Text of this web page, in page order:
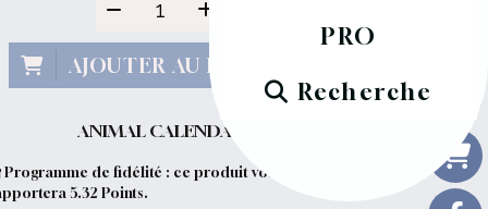
PRO
Recherche
AJOUTER AU PANIER
ANIMAL CALENDAR
Programme de fidélité : ce produit vous
5.32 Points.